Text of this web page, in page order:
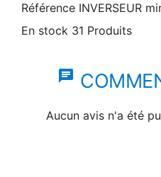
Référence INVERSEUR
En stock 31 Produits
chat
Aucun avis n'a été